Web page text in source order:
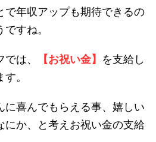
で年収アップも期待できるの
すね。
は、 【お祝い金】 を支給し
。
に喜んでもらえる事、嬉しい
にか、と考えお祝い金の支給